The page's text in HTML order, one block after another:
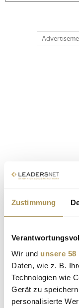
Zustimmung
Wir und unsere 58
Daten, wie z. B.
Technologien wie
Gerät zu
personalisierte